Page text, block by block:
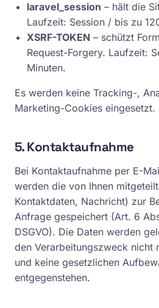
laravel_session – hält die
Laufzeit: Session / bis zu
XSRF-TOKEN – schützt
Request-Forgery. Laufzeit:
Minuten.
Es werden keine Tracking-,
Marketing-Cookies eingesetzt.
5. Kontaktaufnahme
Bei Kontaktaufnahme per E-
werden die von Ihnen
Kontaktdaten, Nachricht) zur
Anfrage gespeichert (Art. 6
DSGVO). Die Daten werden
den Verarbeitungszweck nicht
und keine gesetzlichen
entgegenstehen.